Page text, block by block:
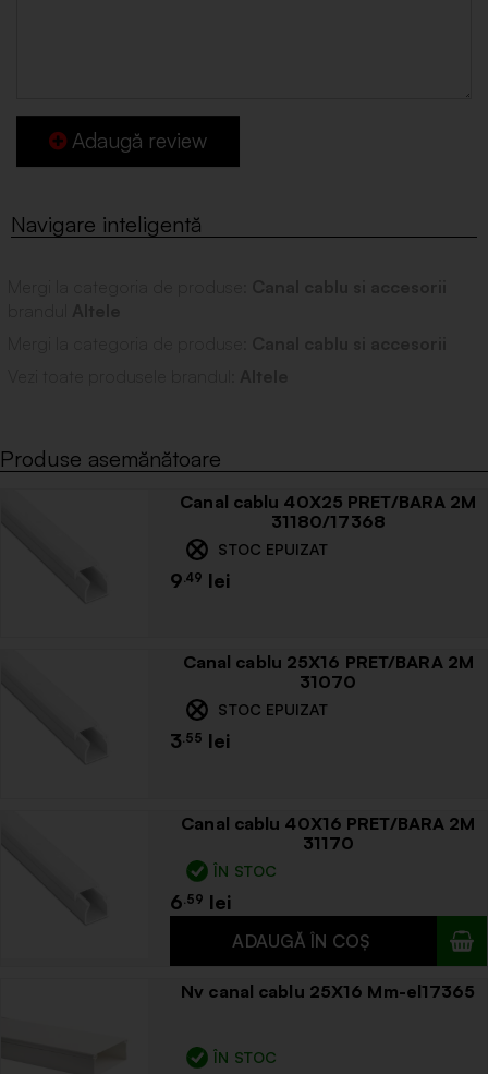
Adaugă review
Produse asemănătoare
Canal cablu 40X25 PRET/BARA 2M
31180/17368
STOC EPUIZAT
9.49
Canal cablu 25X16 PRET/BARA 2M
31070
STOC EPUIZAT
3.55
Canal cablu 40X16 PRET/BARA 2M
31170
ÎN STOC
6 .59
Nv canal cablu 25X16 Mm-el17365
ÎN STOC